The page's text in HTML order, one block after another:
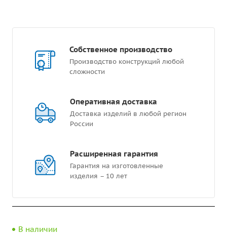
Собственное производство
Производство конструкций любой
сложности
Оперативная доставка
Доставка изделий в любой регион
России
Расширенная гарантия
Гарантия на изготовленные
изделия – 10 лет
В наличии